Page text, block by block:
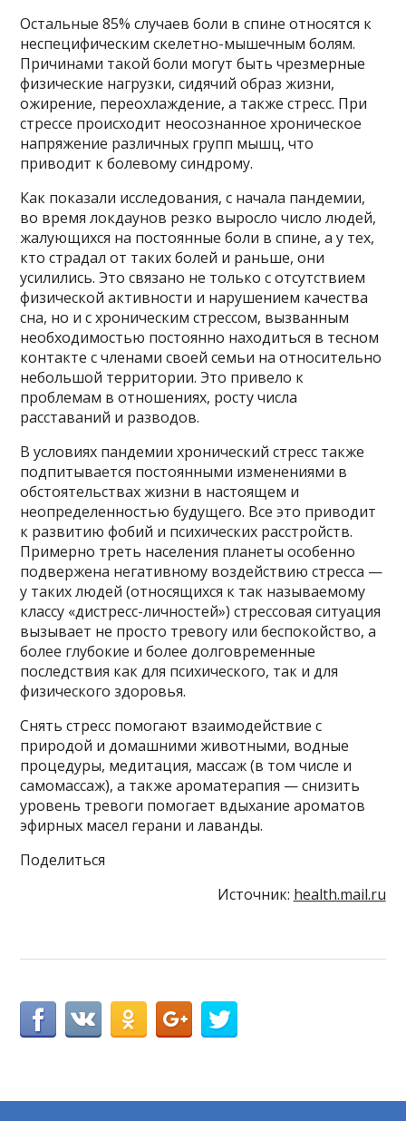
Остальные 85% случаев боли в спине относятся к
неспецифическим скелетно-мышечным болям.
Причинами такой боли могут быть чрезмерные
физические нагрузки, сидячий образ жизни,
ожирение, переохлаждение, а также стресс. При
стрессе происходит неосознанное хроническое
напряжение различных групп мышц, что
приводит к болевому синдрому.
Как показали исследования, с начала пандемии,
во время локдаунов резко выросло число людей,
жалующихся на постоянные боли в спине, а у тех,
кто страдал от таких болей и раньше, они
усилились. Это связано не только с отсутствием
физической активности и нарушением качества
сна, но и с хроническим стрессом, вызванным
необходимостью постоянно находиться в тесном
контакте с членами своей семьи на относительно
небольшой территории. Это привело к
проблемам в отношениях, росту числа
расставаний и разводов.
В условиях пандемии хронический стресс также
подпитывается постоянными изменениями в
обстоятельствах жизни в настоящем и
неопределенностью будущего. Все это приводит
к развитию фобий и психических расстройств.
Примерно треть населения планеты особенно
подвержена негативному воздействию стресса —
у таких людей (относящихся к так называемому
классу «дистресс-личностей») стрессовая ситуация
вызывает не просто тревогу или беспокойство, а
более глубокие и более долговременные
последствия как для психического, так и для
физического здоровья.
Снять стресс помогают взаимодействие с
природой и домашними животными, водные
процедуры, медитация, массаж (в том числе и
самомассаж), а также ароматерапия — снизить
уровень тревоги помогает вдыхание ароматов
эфирных масел герани и лаванды.
Поделиться
Источник: health.mail.ru